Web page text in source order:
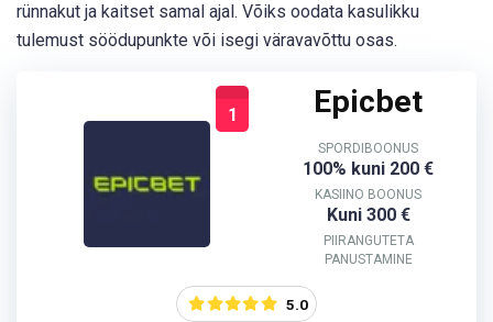
rünnakut ja kaitset samal ajal. Võiks oodata kasulikku
tulemust söödupunkte või isegi väravavõttu osas.
1 Epicbet
SPORDIBOONUS
100% kuni 200 €
KASIINO BOONUS
Kuni 300 €
PIIRANGUTETA
PANUSTAMINE
5.0